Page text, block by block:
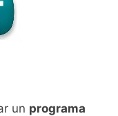
un programa